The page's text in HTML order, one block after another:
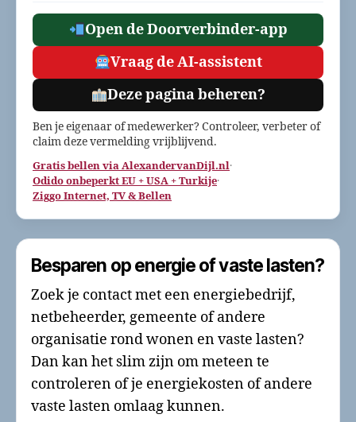
Open de Doorverbinder-app
Vraag de AI-assistent
Deze pagina beheren?
Ben je eigenaar of medewerker? Controleer, verbeter of
claim deze vermelding vrijblijvend.
Gratis bellen via AlexandervanDijl.nl·
Odido onbeperkt EU + USA + Turkije·
Ziggo Internet, TV & Bellen
Besparen op energie of vaste lasten?
Zoek je contact met een energiebedrijf,
netbeheerder, gemeente of andere
organisatie rond wonen en vaste lasten?
Dan kan het slim zijn om meteen te
controleren of je energiekosten of andere
vaste lasten omlaag kunnen.